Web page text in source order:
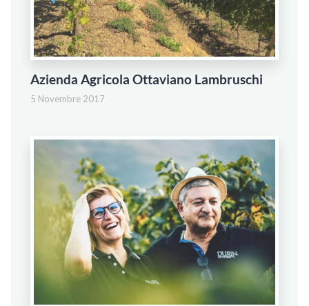
Azienda Agricola Ottaviano Lambruschi
5 Novembre 2017